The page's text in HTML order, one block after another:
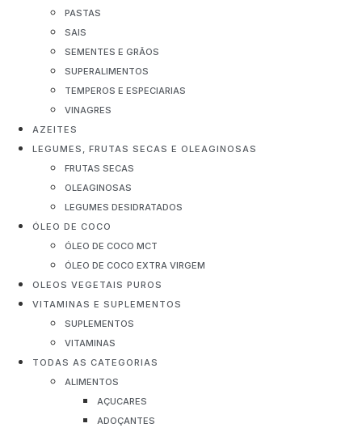
PASTAS
SAIS
SEMENTES E GRÃOS
SUPERALIMENTOS
TEMPEROS E ESPECIARIAS
VINAGRES
AZEITES
LEGUMES, FRUTAS SECAS E OLEAGINOSAS
FRUTAS SECAS
OLEAGINOSAS
LEGUMES DESIDRATADOS
ÓLEO DE COCO
ÓLEO DE COCO MCT
ÓLEO DE COCO EXTRA VIRGEM
OLEOS VEGETAIS PUROS
VITAMINAS E SUPLEMENTOS
SUPLEMENTOS
VITAMINAS
TODAS AS CATEGORIAS
ALIMENTOS
AÇUCARES
ADOÇANTES